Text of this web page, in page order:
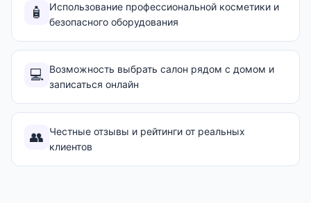
🧴
Использование профессиональной косметики и
безопасного оборудования
💻 Возможность выбрать салон рядом с домом и
записаться онлайн
👥 Честные отзывы и рейтинги от реальных
клиентов